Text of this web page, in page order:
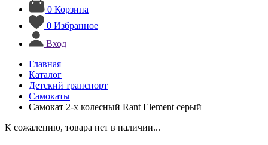
0 Корзина
0 Избранное
Вход
Главная
Каталог
Детский транспорт
Самокаты
Самокат 2-х колесный Rant Element серый
К сожалению, товара нет в наличии...